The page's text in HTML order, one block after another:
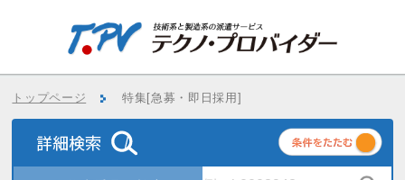
トップページ 特集[急募・即日採用]
条
件